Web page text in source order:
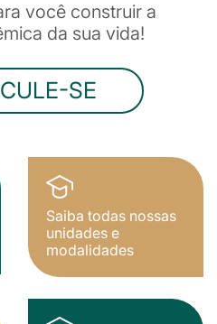
você construir a
da sua vida!
SE
Saiba todas nossas
unidades e
modalidades